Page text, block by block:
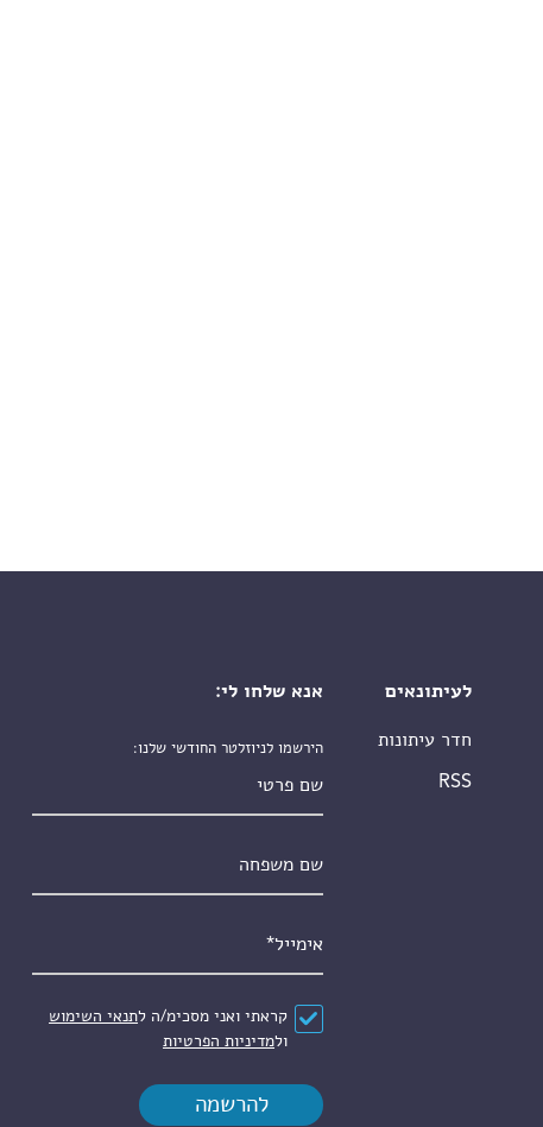
לעיתונאים
חדר עיתונות
RSS
אנא שלחו לי:
הירשמו לניוזלטר החודשי שלנו:
הסכם*
קראתי ואני מסכימ/ה לתנאי השימוש
ולמדיניות הפרטיות